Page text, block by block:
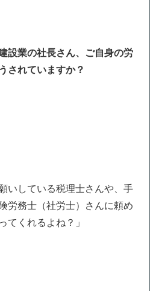
設業の社長さん、ご自身の労
されていますか？
いしている税理士さんや、手
労務士（社労士）さんに頼め
てくれるよね？」